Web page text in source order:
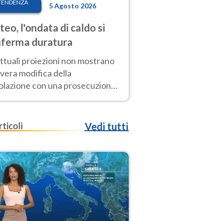
5 Agosto 2026
l'ondata di caldo si
duratura
proiezioni non mostrano
modifica della
con una prosecuzione
fuori scala per molti
Vedi tutti